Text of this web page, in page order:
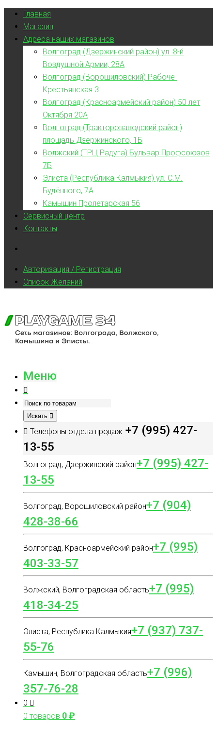
Главная
Магазин
Адреса наших магазинов
Волгоград (Дзержинский район) ул. 8-й
Воздушной Армии, 28А
Волгоград (Ворошиловский) Рабоче-
Крестьянская 3
Волгоград (Красноармейский район) 50 лет
Октября 20А
Волгоград (Тракторозаводский район)
площадь Дзержинского, 1Б
Волжский (ТРЦ Радуга) Бульвар Профсоюзов
7Б
Элиста (Республика Калмыкия) ул. С.М.
Будённого, 7А
Камышин Пролетарская 56
Сервисный центр
Контакты
Авторизация / Регистрация
Список Желаний
Меню
Искать
Телефоны отдела продаж +7 (995) 427-
13-55
Волгоград, Дзержинский район+7 (995) 427-
13-55
Волгоград, Ворошиловский район+7 (904)
428-38-66
Волгоград, Красноармейский район+7 (995)
403-33-57
Волжский, Волгоградская область+7 (995)
418-34-25
Элиста, Республика Калмыкия+7 (937) 737-
55-76
Камышин, Волгоградская область+7 (996)
357-76-28
0
0 товаров 0₽